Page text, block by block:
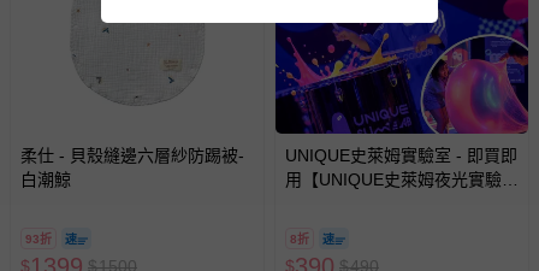
柔仕 - 貝殼縫邊六層紗防踢被-
白潮鯨
93折
$1399 $1500
UNIQUE史萊姆實驗室 - 即買即
用【UNIQUE史萊姆夜光實驗室
訂單編號兌換，逾期作廢) (大
8折
$390 $490